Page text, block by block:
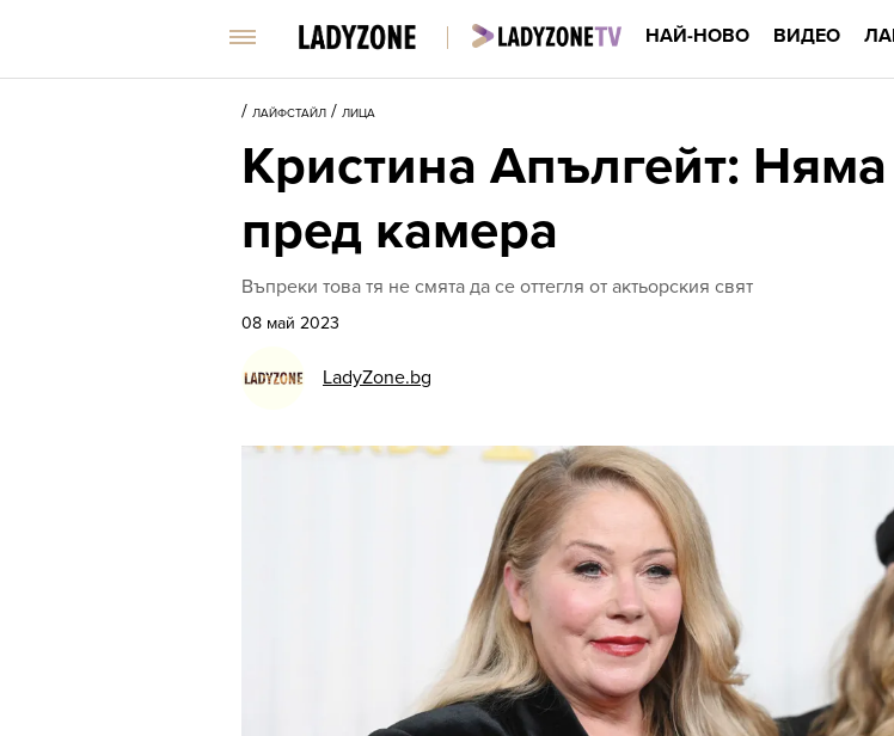
НАЙ-НОВО ВИДЕО
/ ЛАЙФСТАЙЛ / ЛИЦА
Кристина Апългейт:
пред камера
Въпреки това тя не смята да се оттегля от актьорския свят
08 май 2023
LadyZone.bg